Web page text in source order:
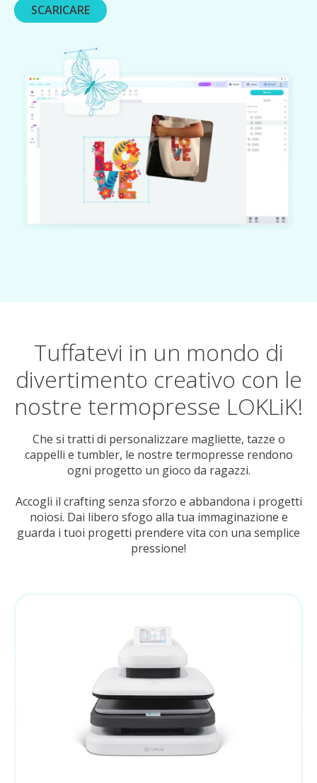
SCARICARE
Tuffatevi in un mondo di
divertimento creativo con le
nostre termopresse LOKLiK!
Che si tratti di personalizzare magliette, tazze o
cappelli e tumbler, le nostre termopresse rendono
ogni progetto un gioco da ragazzi.
Accogli il crafting senza sforzo e abbandona i progetti
noiosi. Dai libero sfogo alla tua immaginazione e
guarda i tuoi progetti prendere vita con una semplice
pressione!